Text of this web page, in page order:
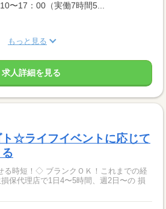
〜17：00（実働7時間5...
もっと見る
求人詳細を見る
☆ライフイベントに応じて
時短！◇ ブランクＯＫ！これまでの経